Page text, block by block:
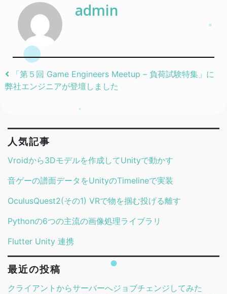
admin
Post navigation
「第５回 Game Engineers Meetup – 負荷試験特集」に
弊社エンジニアが登壇しました
人気記事
Vroidから3Dモデルを作成してUnityで動かす
音ゲーの譜面データをUnityのTimelineで実装
OculusQuest2(その1) VRで物を掴む投げる離す
Pythonの6つの主流の画像処理ライブラリ
Flutter Unity 連携
最近の投稿
クライアントからサーバーへジョブチェンジしてみた